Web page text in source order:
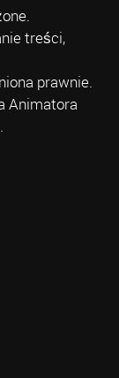
treści,
prawnie.
Animatora